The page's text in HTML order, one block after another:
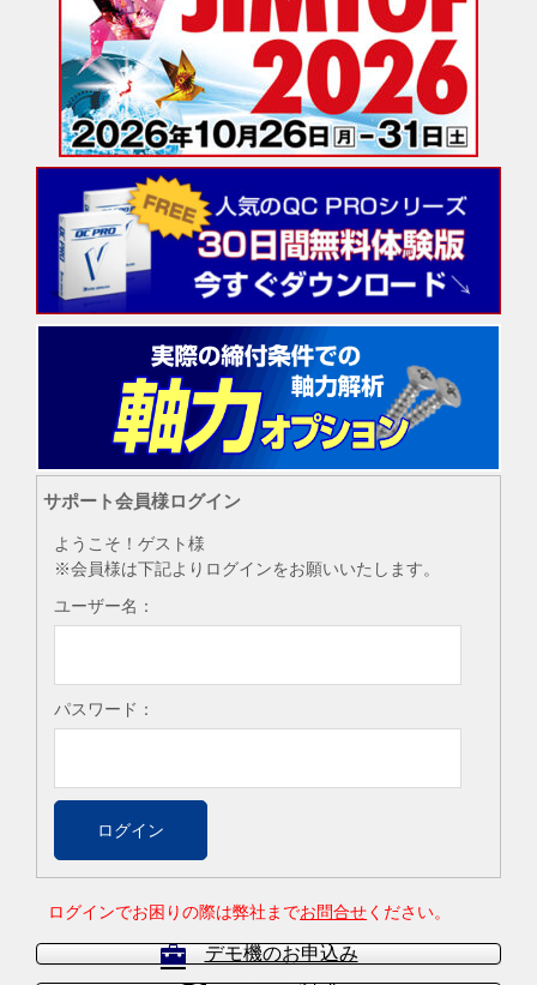
サポート会員様ログイン
ようこそ！ゲスト様
※会員様は下記よりログインをお願いいたします。
ユーザー名：
パスワード：
ログインでお困りの際は弊社までお問合せください。
デモ機のお申込み